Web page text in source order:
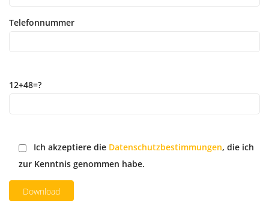
Telefonnummer
12+48=?
Ich akzeptiere die Datenschutzbestimmungen, die ich
zur Kenntnis genommen habe.